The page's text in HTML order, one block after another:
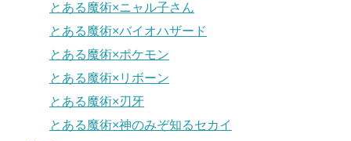
とある魔術×ニャル子さん
とある魔術×バイオハザード
とある魔術×ポケモン
とある魔術×リボーン
とある魔術×刃牙
とある魔術×神のみぞ知るセカイ